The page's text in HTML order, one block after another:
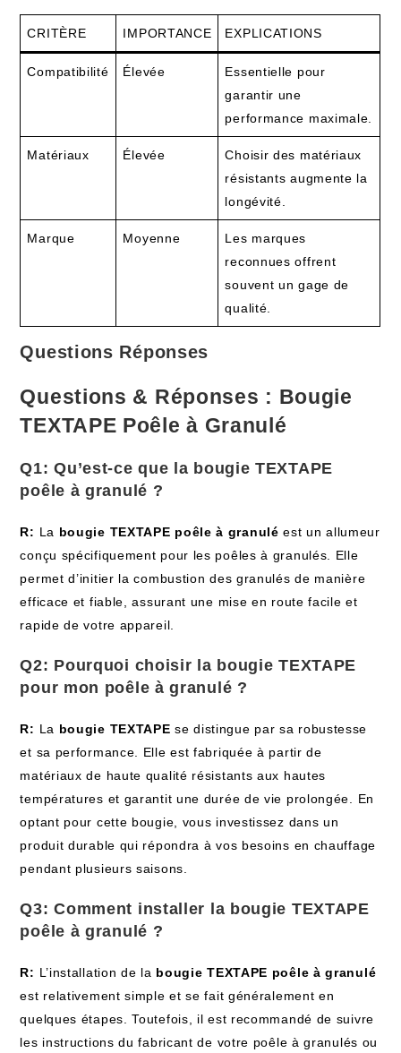
CRITÈRE IMPORTANCE EXPLICATIONS
Compatibilité Élevée
Essentielle pour
garantir une
performance maximale.
Matériaux Élevée
Choisir des matériaux
résistants augmente la
longévité.
Marque Moyenne
Les marques
reconnues offrent
souvent un gage de
qualité.
Questions Réponses
Questions & Réponses : Bougie
TEXTAPE Poêle à Granulé
Q1: Qu’est-ce que la bougie TEXTAPE
poêle à granulé ?
R: La bougie TEXTAPE poêle à granulé est un allumeur
conçu spécifiquement pour les poêles à granulés. Elle
permet d’initier la combustion des granulés de manière
efficace et fiable, assurant une mise en route facile et
rapide de votre appareil.
Q2: Pourquoi choisir la bougie TEXTAPE
pour mon poêle à granulé ?
R: La bougie TEXTAPE se distingue par sa robustesse
et sa performance. Elle est fabriquée à partir de
matériaux de haute qualité résistants aux hautes
températures et garantit une durée de vie prolongée. En
optant pour cette bougie, vous investissez dans un
produit durable qui répondra à vos besoins en chauffage
pendant plusieurs saisons.
Q3: Comment installer la bougie TEXTAPE
poêle à granulé ?
R: L’installation de la bougie TEXTAPE poêle à granulé
est relativement simple et se fait généralement en
quelques étapes. Toutefois, il est recommandé de suivre
les instructions du fabricant de votre poêle à granulés ou